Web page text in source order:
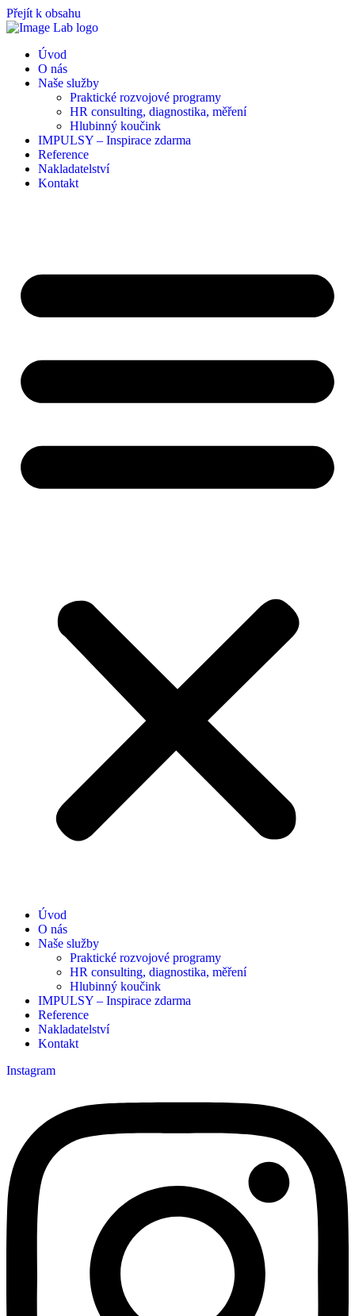
Přejít k obsahu
Úvod
O nás
Naše služby
Praktické rozvojové programy
HR consulting, diagnostika, měření
Hlubinný koučink
IMPULSY – Inspirace zdarma
Reference
Nakladatelství
Kontakt
Úvod
O nás
Naše služby
Praktické rozvojové programy
HR consulting, diagnostika, měření
Hlubinný koučink
IMPULSY – Inspirace zdarma
Reference
Nakladatelství
Kontakt
Instagram